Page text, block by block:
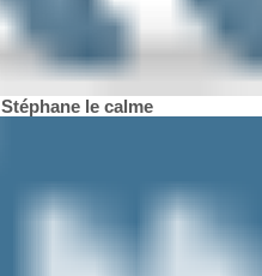
Stéphane le calme